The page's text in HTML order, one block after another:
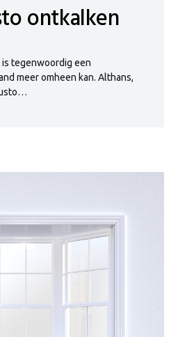
ontkalken
is tegenwoordig een
meer omheen kan. Althans,